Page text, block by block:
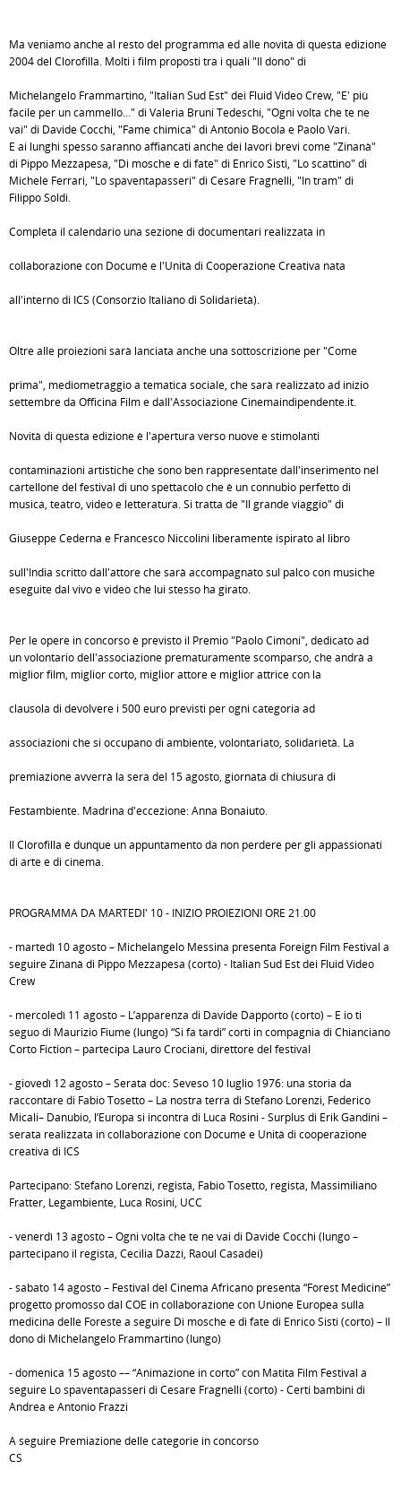
Ma veniamo anche al resto del programma ed alle novità di questa edizione
2004 del Clorofilla. Molti i film proposti tra i quali "Il dono" di
Michelangelo Frammartino, "Italian Sud Est" dei Fluid Video Crew, "E' più
facile per un cammello…" di Valeria Bruni Tedeschi, "Ogni volta che te ne
vai" di Davide Cocchi, "Fame chimica" di Antonio Bocola e Paolo Vari.
E ai lunghi spesso saranno affiancati anche dei lavori brevi come "Zinanà"
di Pippo Mezzapesa, "Di mosche e di fate" di Enrico Sisti, "Lo scattino" di
Michele Ferrari, "Lo spaventapasseri" di Cesare Fragnelli, "In tram" di
Filippo Soldi.
Completa il calendario una sezione di documentari realizzata in
collaborazione con Documé e l'Unità di Cooperazione Creativa nata
all'interno di ICS (Consorzio Italiano di Solidarietà).
Oltre alle proiezioni sarà lanciata anche una sottoscrizione per "Come
prima", mediometraggio a tematica sociale, che sarà realizzato ad inizio
settembre da Officina Film e dall'Associazione Cinemaindipendente.it.
Novità di questa edizione è l'apertura verso nuove e stimolanti
contaminazioni artistiche che sono ben rappresentate dall'inserimento nel
cartellone del festival di uno spettacolo che è un connubio perfetto di
musica, teatro, video e letteratura. Si tratta de "Il grande viaggio" di
Giuseppe Cederna e Francesco Niccolini liberamente ispirato al libro
sull'India scritto dall'attore che sarà accompagnato sul palco con musiche
eseguite dal vivo e video che lui stesso ha girato.
Per le opere in concorso è previsto il Premio "Paolo Cimoni", dedicato ad
un volontario dell'associazione prematuramente scomparso, che andrà a
miglior film, miglior corto, miglior attore e miglior attrice con la
clausola di devolvere i 500 euro previsti per ogni categoria ad
associazioni che si occupano di ambiente, volontariato, solidarietà. La
premiazione avverrà la sera del 15 agosto, giornata di chiusura di
Festambiente. Madrina d'eccezione: Anna Bonaiuto.
Il Clorofilla è dunque un appuntamento da non perdere per gli appassionati
di arte e di cinema.
PROGRAMMA DA MARTEDI' 10 - INIZIO PROIEZIONI ORE 21.00
- martedì 10 agosto – Michelangelo Messina presenta Foreign Film Festival a
seguire Zinanà di Pippo Mezzapesa (corto) - Italian Sud Est dei Fluid Video
Crew
- mercoledì 11 agosto – L’apparenza di Davide Dapporto (corto) – E io ti
seguo di Maurizio Fiume (lungo) “Si fa tardi” corti in compagnia di Chianciano
Corto Fiction – partecipa Lauro Crociani, direttore del festival
- giovedì 12 agosto – Serata doc: Seveso 10 luglio 1976: una storia da
raccontare di Fabio Tosetto – La nostra terra di Stefano Lorenzi, Federico
Micali– Danubio, l’Europa si incontra di Luca Rosini - Surplus di Erik Gandini –
serata realizzata in collaborazione con Documé e Unità di cooperazione
creativa di ICS
Partecipano: Stefano Lorenzi, regista, Fabio Tosetto, regista, Massimiliano
Fratter, Legambiente, Luca Rosini, UCC
- venerdì 13 agosto – Ogni volta che te ne vai di Davide Cocchi (lungo –
partecipano il regista, Cecilia Dazzi, Raoul Casadei)
- sabato 14 agosto – Festival del Cinema Africano presenta “Forest Medicine”
progetto promosso dal COE in collaborazione con Unione Europea sulla
medicina delle Foreste a seguire Di mosche e di fate di Enrico Sisti (corto) – Il
dono di Michelangelo Frammartino (lungo)
- domenica 15 agosto –– “Animazione in corto” con Matita Film Festival a
seguire Lo spaventapasseri di Cesare Fragnelli (corto) - Certi bambini di
Andrea e Antonio Frazzi
A seguire Premiazione delle categorie in concorso
CS